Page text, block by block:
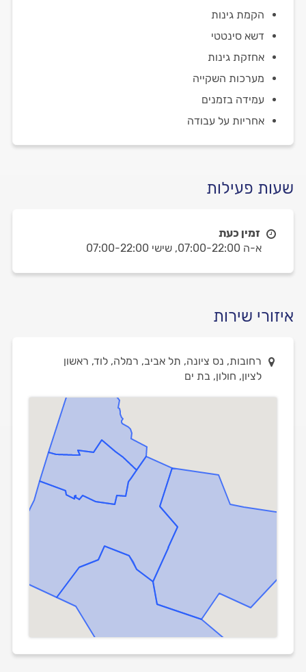
הקמת גינות
דשא סינטטי
אחזקת גינות
מערכות השקייה
עמידה בזמנים
אחריות על עבודה
שעות פעילות
זמין כעת
א-ה 07:00-22:00,
שישי 07:00-22:00
איזורי שירות
רחובות, נס ציונה, תל אביב, רמלה, לוד, ראשון
לציון, חולון, בת ים